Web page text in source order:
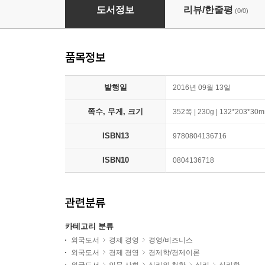
Superforecasting: The Art and Science of
도서정보 리뷰/한줄평 (0/0)
품목정보
발행일 2016년 09월 13일
쪽수, 무게, 크기 352쪽 | 230g |
ISBN13 9780804136716
ISBN10 0804136718
관련분류
카테고리 분류
외국도서 경제 경영
경영/비즈니스
외국도서
경제 경영
경제학/경제이론